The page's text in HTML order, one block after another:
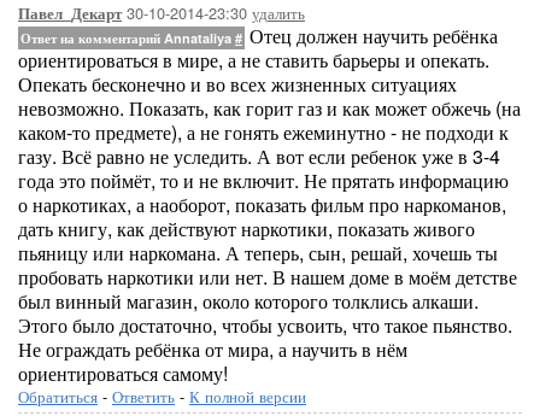
Павел_Декарт30-10-2014-23:30 удалить
Ответ на комментарий Annataliya # Отец должен научить ребёнка
ориентироваться в мире, а не ставить барьеры и опекать.
Опекать бесконечно и во всех жизненных ситуациях
невозможно. Показать, как горит газ и как может обжечь (на
каком-то предмете), а не гонять ежеминутно - не подходи к
газу. Всё равно не уследить. А вот если ребенок уже в 3-4
года это поймёт, то и не включит. Не прятать информацию
о наркотиках, а наоборот, показать фильм про наркоманов,
дать книгу, как действуют наркотики, показать живого
пьяницу или наркомана. А теперь, сын, решай, хочешь ты
пробовать наркотики или нет. В нашем доме в моём детстве
был винный магазин, около которого толклись алкаши.
Этого было достаточно, чтобы усвоить, что такое пьянство.
Не ограждать ребёнка от мира, а научить в нём
ориентироваться самому!
Обратиться - Ответить - К полной версии